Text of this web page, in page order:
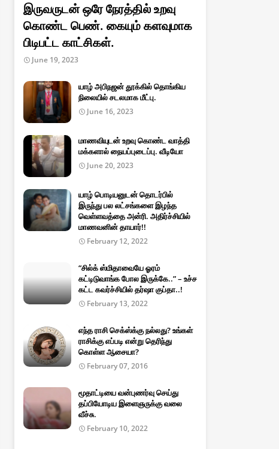
இருவருடன் ஒரே நேரத்தில் உறவு
கொண்ட பெண். கையும் களவுமாக
பிடிபட்ட காட்சிகள்.
June 19, 2023
யாழ் அபிநஜன் தூக்கில் தொங்கிய
நிலையில் சடலமாக மீட்பு.
June 16, 2023
மாணவியுடன் உறவு கொண்ட வாத்தி
மக்களால் நையப்புடைப்பு. வீடியோ
June 20, 2023
யாழ் பொடியனுடன் தொடர்பில்
இருந்து பல லட்சங்களை இழந்த
வெள்ளவத்தை அன்ரி. அதிர்ச்சியில்
மாணவனின் தாயார்!!
February 12, 2022
“சில்க் ஸ்மிதாவையே ஓரம்
கட்டிடுவாங்க போல இருக்கே..” – உச்ச
கட்ட கவர்ச்சியில் தர்ஷா குப்தா..!
February 13, 2022
எந்த ராசி செக்ஸ்க்கு நல்லது? உங்கள்
ராசிக்கு எப்படி என்று தெரிந்து
கொள்ள ஆசையா?
February 07, 2016
மூதாட்டியை வன்புணர்வு செய்து
தப்பியோடிய இளைஞருக்கு வலை
வீச்சு.
February 10, 2022